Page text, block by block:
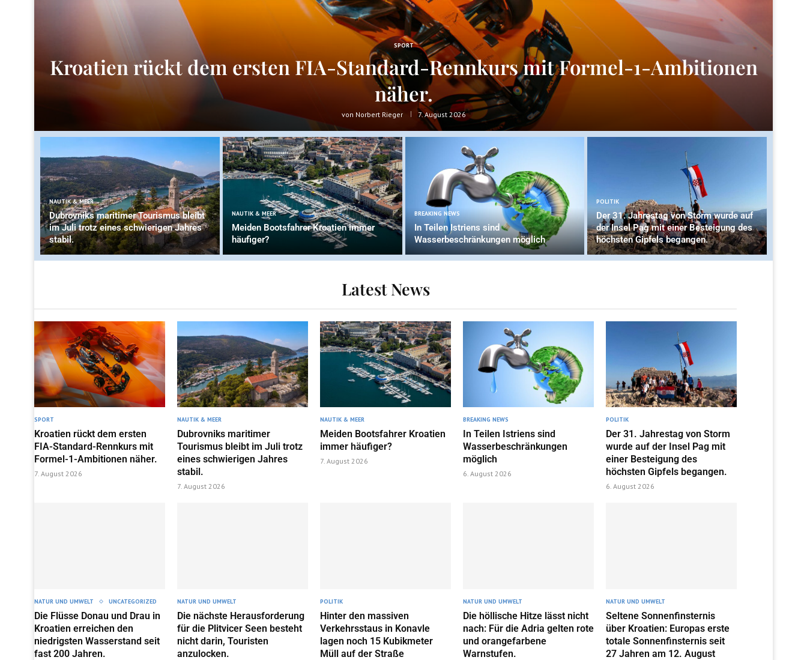
SPORT
Kroatien rückt dem ersten FIA-Standard-Rennkurs mit Formel-1-Ambitionen
näher.
von Norbert Rieger 7. August 2026
NAUTIK & MEER
Dubrovniks maritimer Tourismus bleibt
im Juli trotz eines schwierigen Jahres
stabil.
NAUTIK & MEER
Meiden Bootsfahrer Kroatien immer
häufiger?
BREAKING NEWS
In Teilen Istriens sind
Wasserbeschränkungen möglich
POLITIK
Der 31. Jahrestag von Storm wurde auf
der Insel Pag mit einer Besteigung des
höchsten Gipfels begangen.
Latest News
SPORT
Kroatien rückt dem ersten
FIA-Standard-Rennkurs mit
Formel-1-Ambitionen näher.
7. August 2026
NAUTIK & MEER
Dubrovniks maritimer
Tourismus bleibt im Juli trotz
eines schwierigen Jahres
stabil.
7. August 2026
NAUTIK & MEER
Meiden Bootsfahrer Kroatien
immer häufiger?
7. August 2026
BREAKING NEWS
In Teilen Istriens sind
Wasserbeschränkungen
möglich
6. August 2026
POLITIK
Der 31. Jahrestag von Storm
wurde auf der Insel Pag mit
einer Besteigung des
höchsten Gipfels begangen.
6. August 2026
NATUR UND UMWELT UNCATEGORIZED
Die Flüsse Donau und Drau in
Kroatien erreichen den
niedrigsten Wasserstand seit
fast 200 Jahren.
NATUR UND UMWELT
Die nächste Herausforderung
für die Plitvicer Seen besteht
nicht darin, Touristen
anzulocken.
POLITIK
Hinter den massiven
Verkehrsstaus in Konavle
lagen noch 15 Kubikmeter
Müll auf der Straße
NATUR UND UMWELT
Die höllische Hitze lässt nicht
nach: Für die Adria gelten rote
und orangefarbene
Warnstufen.
NATUR UND UMWELT
Seltene Sonnenfinsternis
über Kroatien: Europas erste
totale Sonnenfinsternis seit
27 Jahren am 12. August